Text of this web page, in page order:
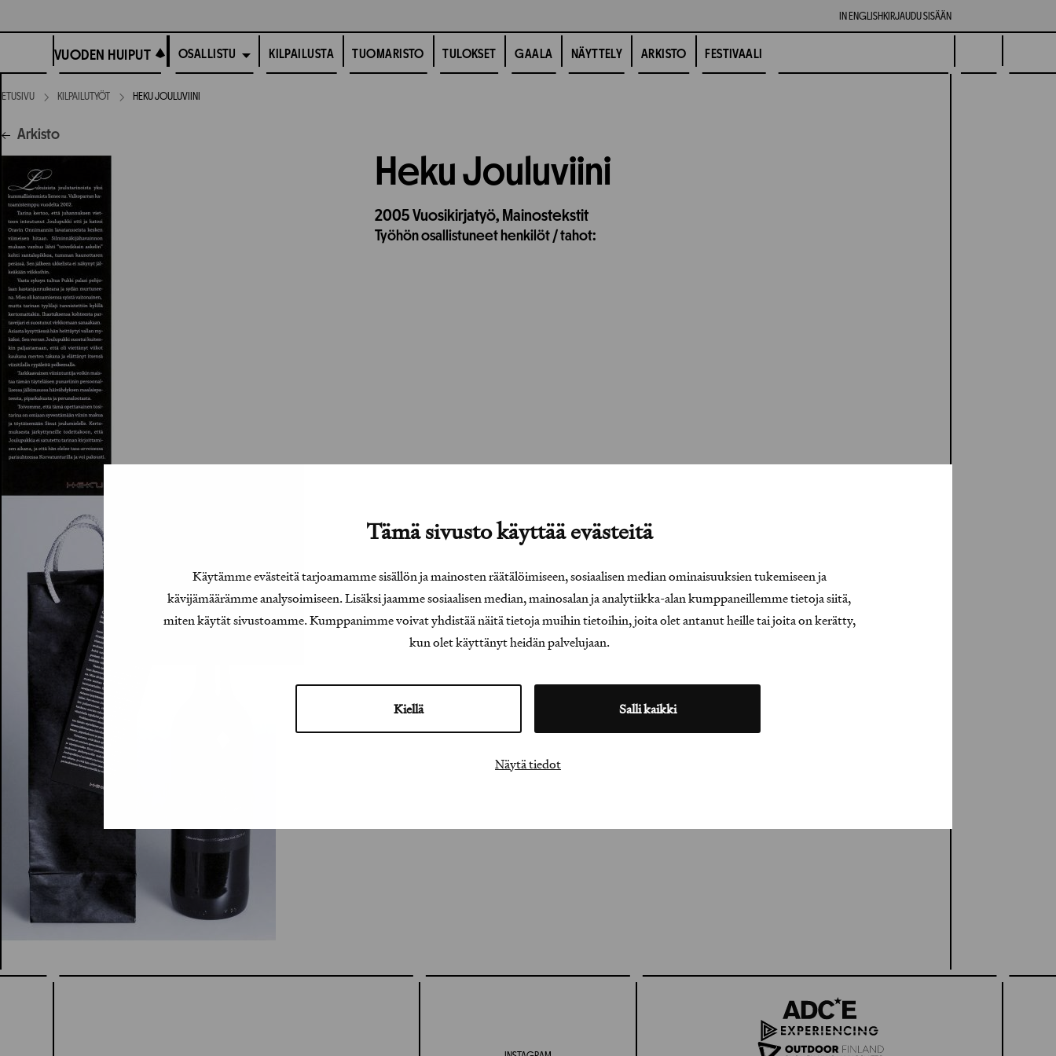
Tämä sivusto käyttää evästeitä
Käytämme evästeitä tarjoamamme sisällön ja mainosten räätälöimiseen, sosiaalisen median ominaisuuksien tukemiseen ja
kävijämäärämme analysoimiseen. Lisäksi jaamme sosiaalisen median, mainosalan ja analytiikka-alan kumppaneillemme tietoja siitä,
miten käytät sivustoamme. Kumppanimme voivat yhdistää näitä tietoja muihin tietoihin, joita olet antanut heille tai joita on kerätty,
kun olet käyttänyt heidän palvelujaan.
Kiellä Salli kaikki
Näytä tiedot
suoraan
IN ENGLISH KIRJAUDU SISÄÄN
VUODEN HUIPUT
VUODEN HUIPUT OSALLISTU KILPAILUSTA TUOMARISTO TULOKSET GAALA NÄYTTELY ARKISTO FESTIVAALI
ETUSIVU KILPAILUTYÖT HEKU JOULUVIINI
Arkisto
Heku Jouluviini
2005 Vuosikirjatyö, Mainostekstit
Työhön osallistuneet henkilöt / tahot: